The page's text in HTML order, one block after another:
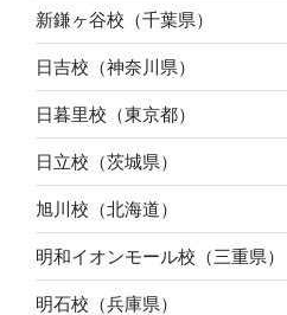
新鎌ヶ谷校（千葉県）
日吉校（神奈川県）
日暮里校（東京都）
日立校（茨城県）
旭川校（北海道）
明和イオンモール校（三重県）
明石校（兵庫県）